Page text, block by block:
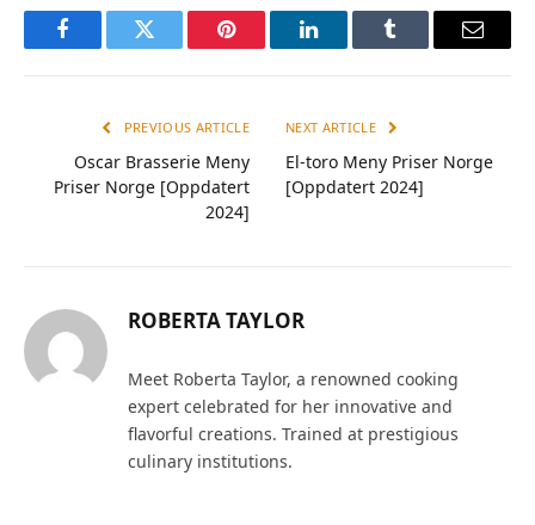
FacebookTwitter Pinterest LinkedInTumblr Email
PREVIOUS ARTICLE
Oscar Brasserie Meny
Priser Norge [Oppdatert
2024]
NEXT ARTICLE
El-toro Meny Priser Norge
[Oppdatert 2024]
ROBERTA TAYLOR
Meet Roberta Taylor, a renowned cooking
expert celebrated for her innovative and
flavorful creations. Trained at prestigious
culinary institutions.